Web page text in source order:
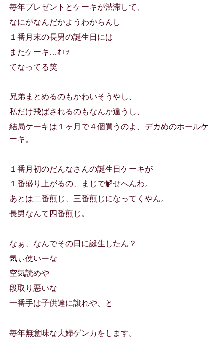
毎年プレゼントとケーキが渋滞して、
なにがなんだかようわからんし
１番月末の長男の誕生日には
またケーキ…ｵｴｯ
てなってる笑
兄弟まとめるのもかわいそうやし、
私だけ飛ばされるのもなんか違うし、
結局ケーキは１ヶ月で４個買うのよ、デカめのホールケ
ーキ。
１番月初のだんなさんの誕生日ケーキが
１番盛り上がるの、まじで解せへんわ。
あとは二番煎じ、三番煎じになってくやん。
長男なんて四番煎じ。
なぁ、なんでその日に誕生したん？
気ぃ使いーな
空気読めや
段取り悪いな
一番手は子供達に譲れや、と
毎年無意味な夫婦ゲンカをします。